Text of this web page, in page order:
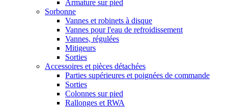
Armature sur pied
Sorbonne
Vannes et robinets à disque
Vannes pour l'eau de refroidissement
Vannes, régulées
Mitigeurs
Sorties
Accessoires et pièces détachées
Parties supérieures et poignées de commande
Sorties
Colonnes sur pied
Rallonges et RWA